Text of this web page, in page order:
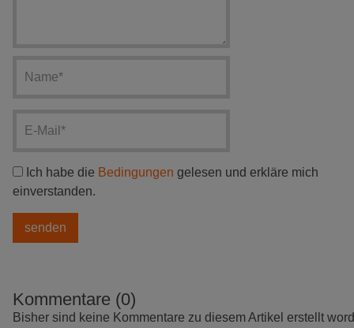
Ich habe die Bedingungen gelesen und erkläre mich
einverstanden.
Kommentare (0)
Bisher sind keine Kommentare zu diesem Artikel erstellt